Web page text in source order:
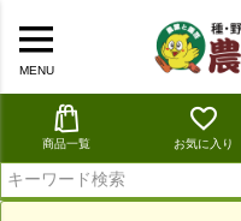
MENU
商品一覧 お気に入り